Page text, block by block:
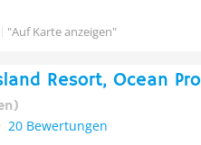
"Auf Karte anzeigen"
Resort, Ocean Pro
20 Bewertungen